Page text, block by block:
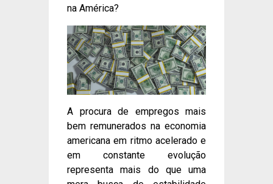
na América?
A procura de empregos mais
bem remunerados na economia
americana em ritmo acelerado e
em constante evolução
representa mais do que uma